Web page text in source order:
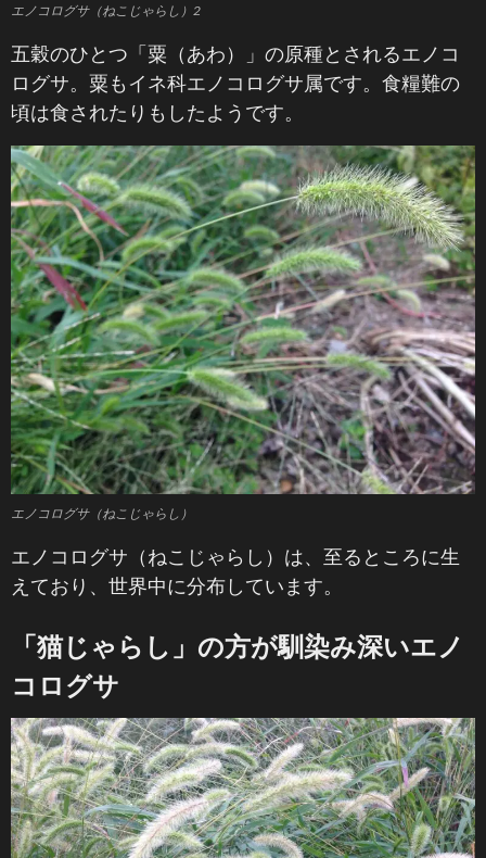
エノコログサ（ねこじゃらし）2
五穀のひとつ「粟（あわ）」の原種とされるエノコ
ログサ。粟もイネ科エノコログサ属です。食糧難の
頃は食されたりもしたようです。
エノコログサ（ねこじゃらし）
エノコログサ（ねこじゃらし）は、至るところに生
えており、世界中に分布しています。
「猫じゃらし」の方が馴染み深いエノ
コログサ